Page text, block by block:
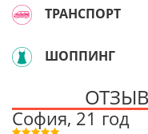
ТРАНСПОРТ
ШОППИНГ
София, 21 год